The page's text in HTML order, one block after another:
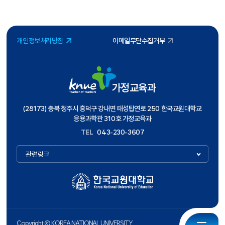
개인정보처리방침 이메일무단수집거부
가정교육과
(28173) 충북 청주시 흥덕구 강내면 태성탑연로 250 한국교원대학교
응용과학관 310호 가정교육과
TEL 043-230-3607
관련링크
Copyright ⓒ KOREA NATIONAL UNIVERSITY